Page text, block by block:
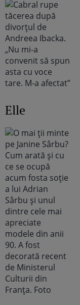
Elle